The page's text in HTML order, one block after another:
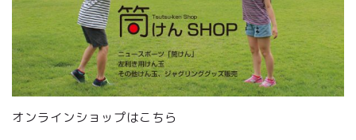
オンラインショップはこちら